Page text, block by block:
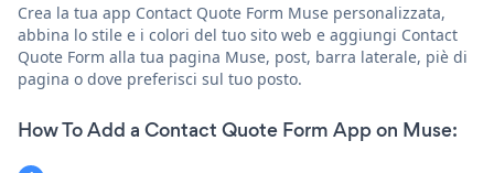
Crea la tua app Contact Quote Form Muse personalizzata,
abbina lo stile e i colori del tuo sito web e aggiungi Contact
Quote Form alla tua pagina Muse, post, barra laterale, piè di
pagina o dove preferisci sul tuo posto.
How To Add a Contact Quote Form App on Muse: